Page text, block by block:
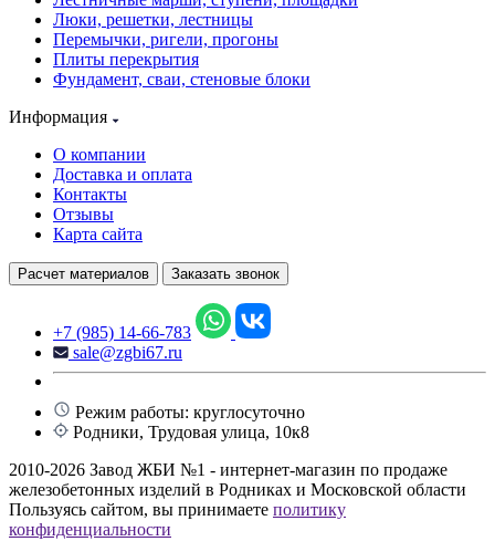
Люки, решетки, лестницы
Перемычки, ригели, прогоны
Плиты перекрытия
Фундамент, сваи, стеновые блоки
Информация
О компании
Доставка и оплата
Контакты
Отзывы
Карта сайта
Расчет материалов Заказать звонок
+7 (985) 14-66-783
sale@zgbi67.ru
Режим работы: круглосуточно
Родники, Трудовая улица, 10к8
2010-2026 Завод ЖБИ №1 - интернет-магазин по продаже
железобетонных изделий в Родниках и Московской области
Пользуясь сайтом, вы принимаете политику
конфиденциальности